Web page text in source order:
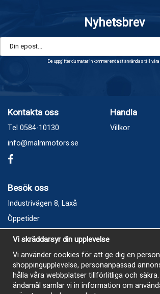
Nyhetsbrev
De uppgifter du matar in kommer endast användas till våra
Kontakta oss
Tel 0584-10130
info@malmmotors.se
Handla
Villkor
Besök oss
Industrivägen 8, Laxå
Öppetider
Vecka 32
Måndag kl 9-12, kl 13 - 15
Onsdag kl 9-12, kl 13 - 15
Tisdag, Tordag och Fredag stängt
E-Handelsbutiken är öppen och paket skickas
Vi skräddarsyr din upplevelse
Vi använder cookies för att ge dig en
shoppingupplevelse, personanpassad
hålla våra webbplatser tillförlitliga och
ändamål samlar vi in information om